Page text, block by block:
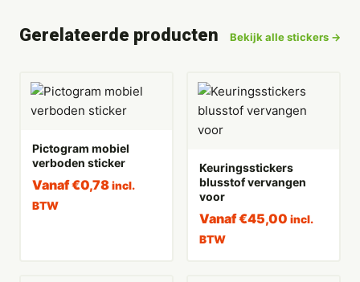
Gerelateerde producten Bekijk alle stickers →
Pictogram mobiel
verboden sticker
Vanaf€0,78 incl.
BTW
Keuringsstickers
blusstof vervangen
voor
Vanaf€45,00 incl.
BTW